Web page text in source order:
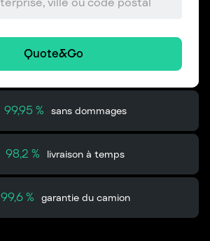
Quote&Go
99,95 % sans dommages
98,2 % livraison à temps
99,6 % garantie du camion